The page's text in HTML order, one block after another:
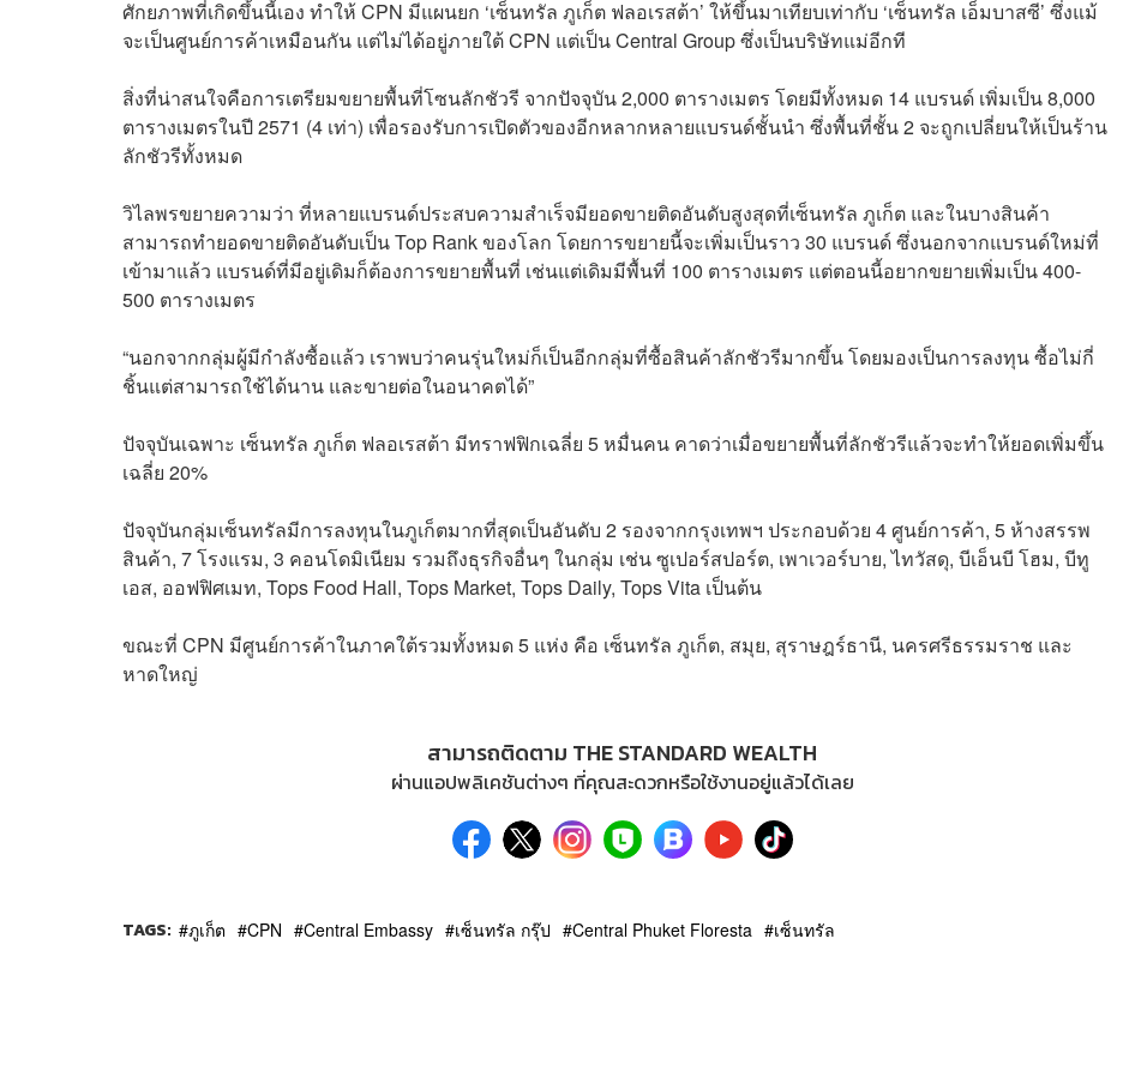
ศักยภาพที่เกิดขึ้นนี้เอง ทำให้ CPN มีแผนยก ‘เซ็นทรัล ภูเก็ต ฟลอเรสต้า’ ให้ขึ้นมาเทียบเท่ากับ ‘เซ็นทรัล เอ็มบาสซี’ ซึ่งแม้
จะเป็นศูนย์การค้าเหมือนกัน แต่ไม่ได้อยู่ภายใต้ CPN แต่เป็น Central Group ซึ่งเป็นบริษัทแม่อีกที
สิ่งที่น่าสนใจคือการเตรียมขยายพื้นที่โซนลักชัวรี จากปัจจุบัน 2,000 ตารางเมตร โดยมีทั้งหมด 14 แบรนด์ เพิ่มเป็น 8,000
ตารางเมตรในปี 2571 (4 เท่า) เพื่อรองรับการเปิดตัวของอีกหลากหลายแบรนด์ชั้นนำ ซึ่งพื้นที่ชั้น 2 จะถูกเปลี่ยนให้เป็นร้าน
ลักชัวรีทั้งหมด
วิไลพรขยายความว่า ที่หลายแบรนด์ประสบความสำเร็จมียอดขายติดอันดับสูงสุดที่เซ็นทรัล ภูเก็ต และในบางสินค้า
สามารถทำยอดขายติดอันดับเป็น Top Rank ของโลก โดยการขยายนี้จะเพิ่มเป็นราว 30 แบรนด์ ซึ่งนอกจากแบรนด์ใหม่ที่
เข้ามาแล้ว แบรนด์ที่มีอยู่เดิมก็ต้องการขยายพื้นที่ เช่นแต่เดิมมีพื้นที่ 100 ตารางเมตร แต่ตอนนี้อยากขยายเพิ่มเป็น 400-
500 ตารางเมตร
“นอกจากกลุ่มผู้มีกำลังซื้อแล้ว เราพบว่าคนรุ่นใหม่ก็เป็นอีกกลุ่มที่ซื้อสินค้าลักชัวรีมากขึ้น โดยมองเป็นการลงทุน ซื้อไม่กี่
ชิ้นแต่สามารถใช้ได้นาน และขายต่อในอนาคตได้”
ปัจจุบันเฉพาะ เซ็นทรัล ภูเก็ต ฟลอเรสต้า มีทราฟฟิกเฉลี่ย 5 หมื่นคน คาดว่าเมื่อขยายพื้นที่ลักชัวรีแล้วจะทำให้ยอดเพิ่มขึ้น
เฉลี่ย 20%
ปัจจุบันกลุ่มเซ็นทรัลมีการลงทุนในภูเก็ตมากที่สุดเป็นอันดับ 2 รองจากกรุงเทพฯ ประกอบด้วย 4 ศูนย์การค้า, 5 ห้างสรรพ
สินค้า, 7 โรงแรม, 3 คอนโดมิเนียม รวมถึงธุรกิจอื่นๆ ในกลุ่ม เช่น ซูเปอร์สปอร์ต, เพาเวอร์บาย, ไทวัสดุ, บีเอ็นบี โฮม, บีทู
เอส, ออฟฟิศเมท, Tops Food Hall, Tops Market, Tops Daily, Tops Vita เป็นต้น
ขณะที่ CPN มีศูนย์การค้าในภาคใต้รวมทั้งหมด 5 แห่ง คือ เซ็นทรัล ภูเก็ต, สมุย, สุราษฎร์ธานี, นครศรีธรรมราช และ
หาดใหญ่
สามารถติดตาม THE STANDARD WEALTH
ผ่านแอปพลิเคชันต่างๆ ที่คุณสะดวกหรือใช้งานอยู่แล้วได้เลย
TAGS: ภูเก็ต CPN Central Embassy เซ็นทรัล กรุ๊ป Central Phuket Floresta เซ็นทรัล